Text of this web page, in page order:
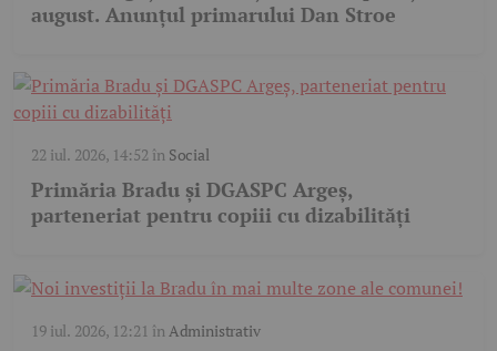
august. Anunțul primarului Dan Stroe
22 iul. 2026, 14:52 în Social
Primăria Bradu și DGASPC Argeș,
parteneriat pentru copiii cu dizabilități
19 iul. 2026, 12:21 înAdministrativ